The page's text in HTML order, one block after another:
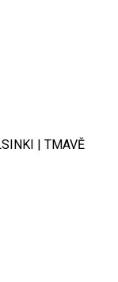
| TMAVĚ